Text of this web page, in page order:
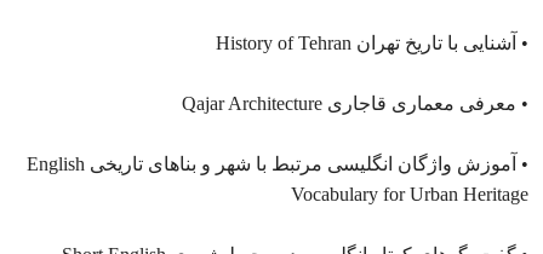
• آشنایی با تاریخ تهران History of Tehran
• معرفی معماری قاجاری Qajar Architecture
• آموزش واژگان انگلیسی مرتبط با شهر و بناهای تاریخی English
Vocabulary for Urban Heritage